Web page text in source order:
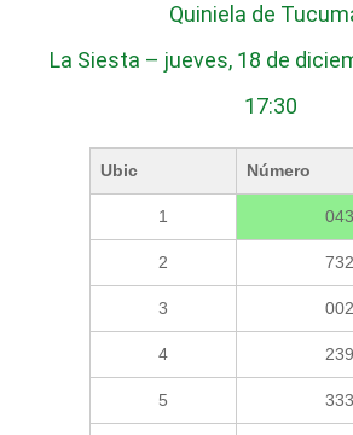
Quiniela de
La Siesta – jueves, 18 de
17:30
Ubic Número
1
2
3
4
5